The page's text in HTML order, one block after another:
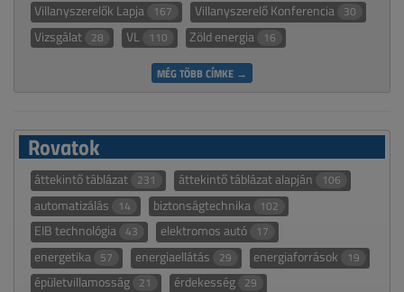
Villanyszerelők Lapja 167 Villanyszerelő Konferencia 30
Vizsgálat 28 VL 110 Zöld energia 16
MÉG TÖBB CÍMKE →
Rovatok
áttekintő táblázat 231 áttekintő táblázat alapján 106
automatizálás 14 biztonságtechnika 102
EIB technológia 43 elektromos autó 17
energetika 57 energiaellátás 29 energiaforrások 19
épületvillamosság 21 érdekesség 29